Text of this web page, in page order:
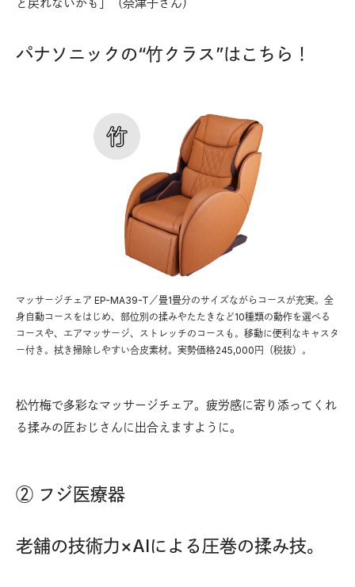
パナソニックの“竹クラス”はこちら！
マッサージチェア EP-MA39-T／畳1畳分のサイズながらコースが充実。全
身自動コースをはじめ、部位別の揉みやたたきなど10種類の動作を選べる
コースや、エアマッサージ、ストレッチのコースも。移動に便利なキャスタ
ー付き。拭き掃除しやすい合皮素材。実勢価格245,000円（税抜）。
松竹梅で多彩なマッサージチェア。疲労感に寄り添ってくれ
る揉みの匠おじさんに出合えますように。
② フジ医療器
老舗の技術力×AIによる圧巻の揉み技。